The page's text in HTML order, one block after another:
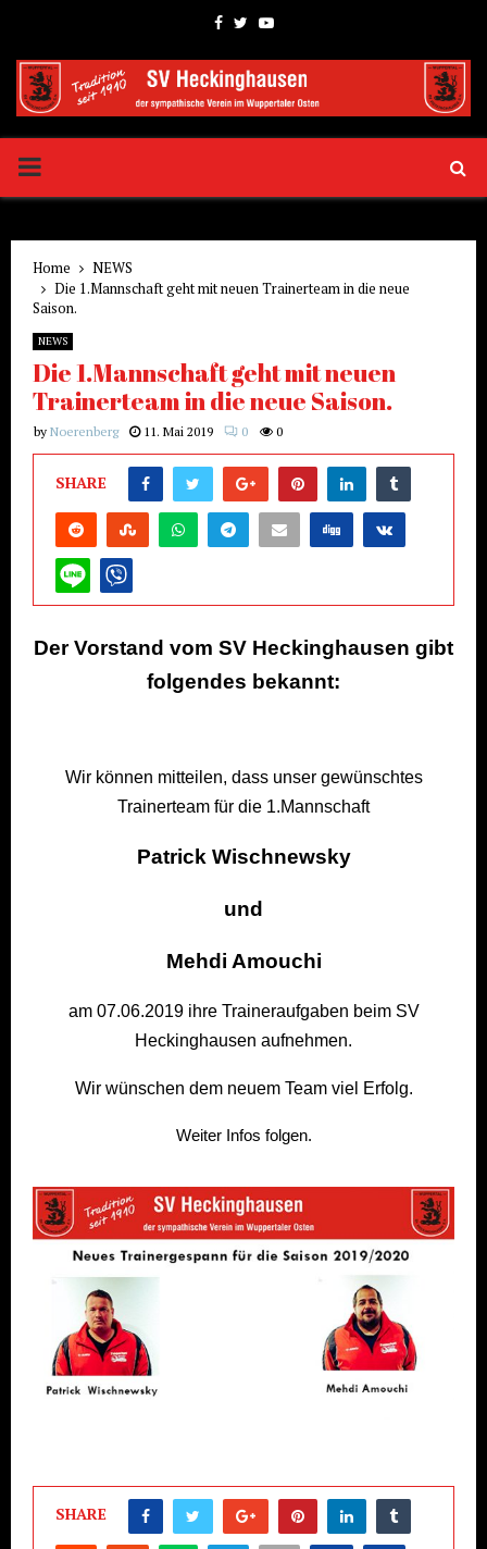
Facebook
TwitterYoutube
PRIMARY
Home
NEWS
Die 1.Mannschaft geht mit neuen Trainerteam in die neue
Saison.
NEWS
Die 1.Mannschaft geht mit neuen
Trainerteam in die neue Saison.
by Noerenberg 11. Mai 2019 0 0
SHARE
Der Vorstand vom SV Heckinghausen gibt
folgendes bekannt:
Wir können mitteilen, dass unser gewünschtes
Trainerteam für die 1.Mannschaft
Patrick Wischnewsky
und
Mehdi Amouchi
am 07.06.2019 ihre Traineraufgaben beim SV
Heckinghausen aufnehmen.
Wir wünschen dem neuem Team viel Erfolg.
Weiter Infos folgen.
SHARE